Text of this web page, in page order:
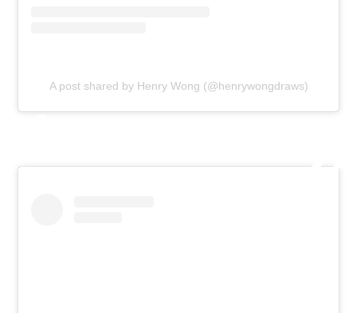
A post shared by Henry Wong (@henrywongdraws)